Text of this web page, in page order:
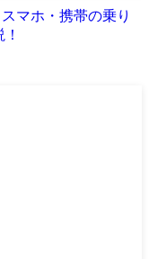
マホ・携帯の乗り